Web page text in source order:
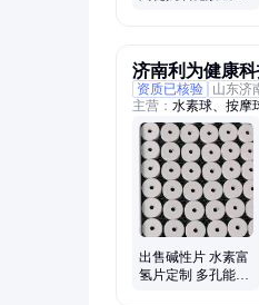
济南利为健康
资质已核验
山东济
主营： 水素球、按摩
球、活化球、离子
净水器、麦饭石、
瓷球、负电位球、
出售碱性片 水素富
氢片定制 多孔能量